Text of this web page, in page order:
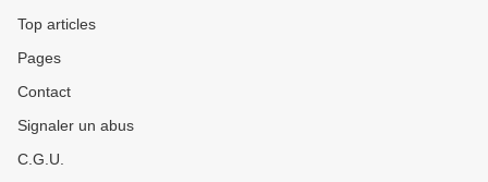
Top articles
Pages
Contact
Signaler un abus
C.G.U.